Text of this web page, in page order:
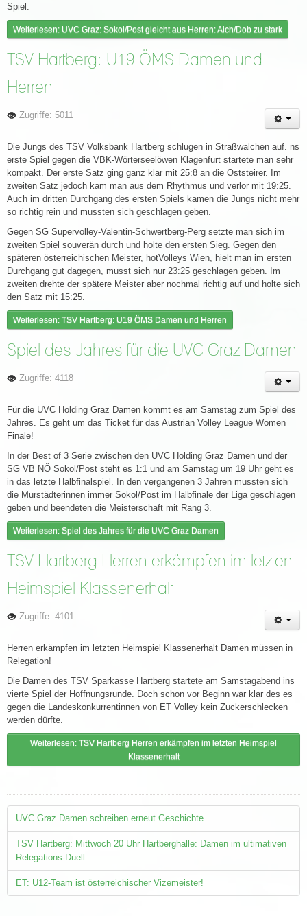
Spiel.
Weiterlesen: UVC Graz: Sokol/Post gleicht aus Herren: Aich/Dob zu stark
TSV Hartberg: U19 ÖMS Damen und
Herren
Zugriffe: 5011
Die Jungs des TSV Volksbank Hartberg schlugen in Straßwalchen auf. ns
erste Spiel gegen die VBK-Wörterseelöwen Klagenfurt startete man sehr
kompakt. Der erste Satz ging ganz klar mit 25:8 an die Oststeirer. Im
zweiten Satz jedoch kam man aus dem Rhythmus und verlor mit 19:25.
Auch im dritten Durchgang des ersten Spiels kamen die Jungs nicht mehr
so richtig rein und mussten sich geschlagen geben.
Gegen SG Supervolley-Valentin-Schwertberg-Perg setzte man sich im
zweiten Spiel souverän durch und holte den ersten Sieg. Gegen den
späteren österreichischen Meister, hotVolleys Wien, hielt man im ersten
Durchgang gut dagegen, musst sich nur 23:25 geschlagen geben. Im
zweiten drehte der spätere Meister aber nochmal richtig auf und holte sich
den Satz mit 15:25.
Weiterlesen: TSV Hartberg: U19 ÖMS Damen und Herren
Spiel des Jahres für die UVC Graz Damen
Zugriffe: 4118
Für die UVC Holding Graz Damen kommt es am Samstag zum Spiel des
Jahres. Es geht um das Ticket für das Austrian Volley League Women
Finale!
In der Best of 3 Serie zwischen den UVC Holding Graz Damen und der
SG VB NÖ Sokol/Post steht es 1:1 und am Samstag um 19 Uhr geht es
in das letzte Halbfinalspiel. In den vergangenen 3 Jahren mussten sich
die Murstädterinnen immer Sokol/Post im Halbfinale der Liga geschlagen
geben und beendeten die Meisterschaft mit Rang 3.
Weiterlesen: Spiel des Jahres für die UVC Graz Damen
TSV Hartberg Herren erkämpfen im letzten
Heimspiel Klassenerhalt
Zugriffe: 4101
Herren erkämpfen im letzten Heimspiel Klassenerhalt Damen müssen in
Relegation!
Die Damen des TSV Sparkasse Hartberg startete am Samstagabend ins
vierte Spiel der Hoffnungsrunde. Doch schon vor Beginn war klar des es
gegen die Landeskonkurrentinnen von ET Volley kein Zuckerschlecken
werden dürfte.
Weiterlesen: TSV Hartberg Herren erkämpfen im letzten Heimspiel
Klassenerhalt
UVC Graz Damen schreiben erneut Geschichte
TSV Hartberg: Mittwoch 20 Uhr Hartberghalle: Damen im ultimativen
Relegations-Duell
ET: U12-Team ist österreichischer Vizemeister!